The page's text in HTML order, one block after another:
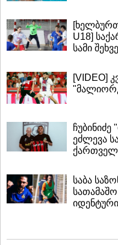
U18]
სამი
[VIDEO]
ეძლევა
ქართველ
საბა